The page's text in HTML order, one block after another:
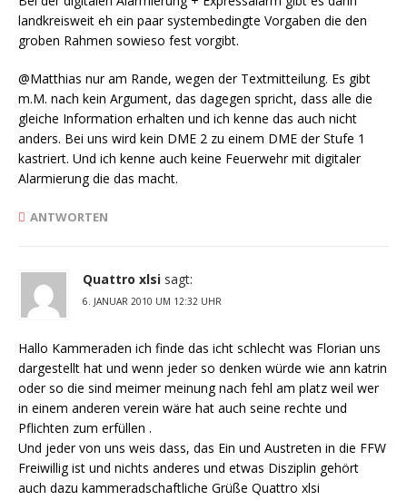
landkreisweit eh ein paar systembedingte Vorgaben die den
groben Rahmen sowieso fest vorgibt.
@Matthias nur am Rande, wegen der Textmitteilung. Es gibt
m.M. nach kein Argument, das dagegen spricht, dass alle die
gleiche Information erhalten und ich kenne das auch nicht
anders. Bei uns wird kein DME 2 zu einem DME der Stufe 1
kastriert. Und ich kenne auch keine Feuerwehr mit digitaler
Alarmierung die das macht.
ANTWORTEN
Quattro xlsi sagt:
6. JANUAR 2010 UM 12:32 UHR
Hallo Kammeraden ich finde das icht schlecht was Florian uns
dargestellt hat und wenn jeder so denken würde wie ann katrin
oder so die sind meimer meinung nach fehl am platz weil wer
in einem anderen verein wäre hat auch seine rechte und
Pflichten zum erfüllen .
Und jeder von uns weis dass, das Ein und Austreten in die FFW
Freiwillig ist und nichts anderes und etwas Disziplin gehört
auch dazu kammeradschaftliche Grüße Quattro xlsi